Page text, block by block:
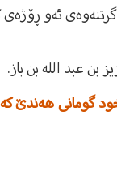
ئەو ڕۆژەی
بن عبد الله بن باز.
گومانی